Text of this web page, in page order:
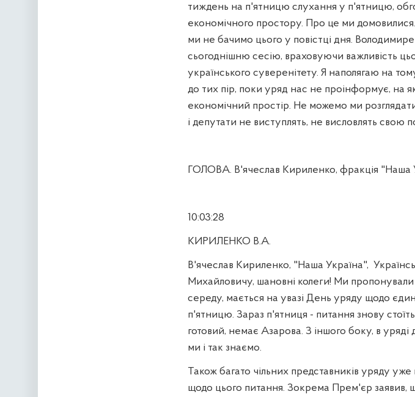
тиждень на п'ятницю слухання у п'ятницю,
економічного простору. Про це ми домовилися.
ми не бачимо цього у повістці дня.
сьогоднішню сесію, враховуючи важливість
українського суверенітету. Я наполягаю на
до тих пір, поки уряд нас не проінформує, на
економічний простір. Не можемо ми
і депутати не виступлять, не висловлять свою
ГОЛОВА. В'ячеслав Кириленко, фракція "Наша
10:03:28
КИРИЛЕНКО В.А.
В'ячеслав Кириленко, "Наша Україна",
Михайловичу, шановні колеги! Ми
середу, мається на увазі День уряду щодо
п'ятницю. Зараз п'ятниця - питання знову
готовий, немає Азарова. З іншого боку, в
ми і так знаємо.
Також багато чільних представників уряду
щодо цього питання. Зокрема Прем'єр